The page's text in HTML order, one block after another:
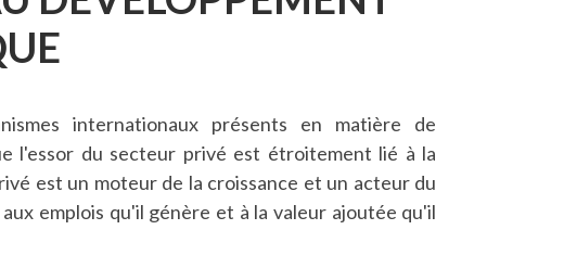
internationaux présents en matière de
l'essor du secteur privé est étroitement lié à la
est un moteur de la croissance et un acteur du
emplois qu'il génère et à la valeur ajoutée qu'il